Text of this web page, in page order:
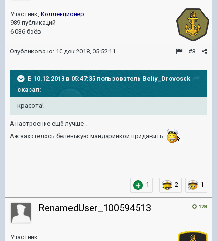
Участник, Коллекционер
989 публикаций
6 036 боёв
#3
Опубликовано: 10 дек 2018, 05:52:11
В 10.12.2018 в 05:47:35 пользователь Beliy_Drovosek
сказал:
красота!
А настроение ещё лучше .
Аж захотелось беленькую мандаринкой придавить
1 2 1
178
RenamedUser_100594513
Участник